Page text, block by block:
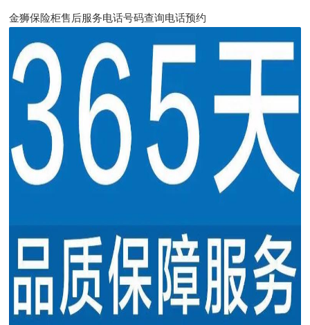
金狮保险柜售后服务电话号码查询电话预约